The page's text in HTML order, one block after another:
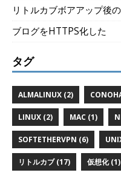
リトルカブボアアップ後
ブログをHTTPS化した
タグ
ALMALINUX (2)
LINUX (2) MAC (1)
SOFTETHERVPN (6)
リトルカブ (17) 仮想化 (1)